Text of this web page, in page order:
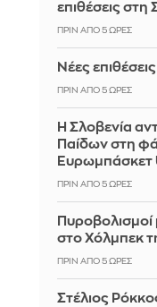
επιθέσεις στη
ΠΡΙΝ ΑΠΌ 5 ΏΡΕΣ
Νέες
ΠΡΙΝ ΑΠΌ 5 ΏΡΕΣ
Η Σλοβενία
Παίδων στη
Ευρωμπάσκετ
ΠΡΙΝ ΑΠΌ 5 ΏΡΕΣ
Πυροβολισμοί
στο Χόλμπεκ
ΠΡΙΝ ΑΠΌ 5 ΏΡΕΣ
Στέλιος